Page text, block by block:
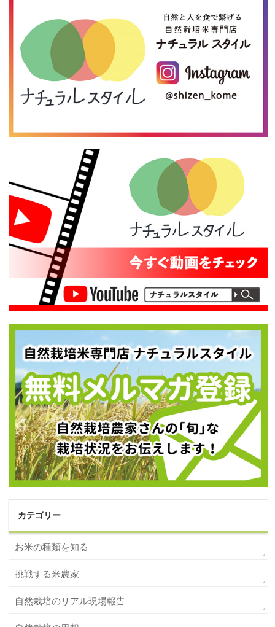
カテゴリー
お米の種類を知る
挑戦する米農家
自然栽培のリアル現場報告